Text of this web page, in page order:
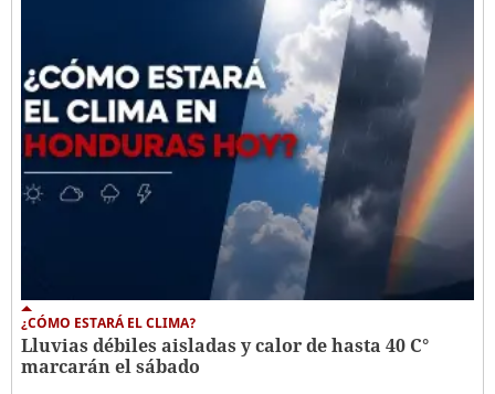
¿CÓMO ESTARÁ EL CLIMA?
Lluvias débiles aisladas y calor de hasta 40 C°
marcarán el sábado